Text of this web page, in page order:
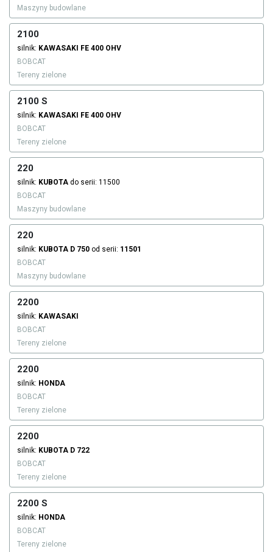
Maszyny budowlane
2100
silnik: KAWASAKI
FE 400 OHV
BOBCAT
Tereny zielone
2100 S
silnik: KAWASAKI
FE 400 OHV
BOBCAT
Tereny zielone
220
silnik: KUBOTA do serii: 11500
BOBCAT
Maszyny budowlane
220
silnik: KUBOTA D 750 od serii: 11501
BOBCAT
Maszyny budowlane
2200
silnik: KAWASAKI
BOBCAT
Tereny zielone
2200
silnik: HONDA
BOBCAT
Tereny zielone
2200
silnik: KUBOTA D 722
BOBCAT
Tereny zielone
2200 S
silnik: HONDA
BOBCAT
Tereny zielone